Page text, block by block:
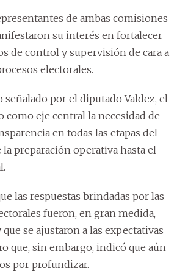
de ambas comisiones
su interés en fortalecer
de control y supervisión de cara a
electorales.
señalado por el diputado Valdez, el
como eje central la necesidad de
en todas las etapas del
la preparación operativa hasta el
las respuestas brindadas por las
fueron, en gran medida,
se ajustaron a las expectativas
que, sin embargo, indicó que aún
por profundizar.